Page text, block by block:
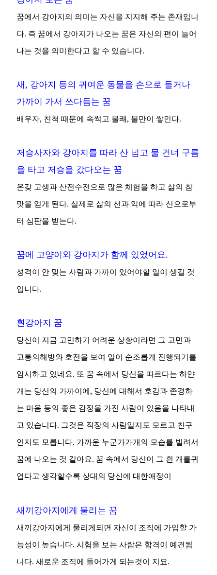
꿈에서 강아지의 의미는 자신을 지지해 주는 존재입니
다. 즉 꿈에서 강아지가 나오는 꿈은 자신의 편이 늘어
나는 것을 의미한다고 할 수 있습니다.
새, 강아지 등의 귀여운 동물을 손으로 들거나
가까이 가서 쓰다듬는 꿈
배우자, 친척 때문에 속썩고 불쾌, 불만이 쌓인다.
저승사자와 강아지를 따라 산 넘고 물 건너 구름
을 타고 저승을 갔다오는 꿈
온갖 고생과 산전수전으로 많은 체험을 하고 삶의 참
맛을 얻게 된다. 실제로 삶의 선과 악에 따라 신으로부
터 심판을 받는다.
꿈에 고양이와 강아지가 함께 있었어요.
성격이 안 맞는 사람과 가까이 있어야할 일이 생길 것
입니다.
흰강아지 꿈
당신이 지금 고민하기 어려운 상황이라면 그 고민과
고통의해방와 호전을 보여 일이 순조롭게 진행되기를
암시하고 있네요. 또 꿈 속에서 당신을 따르다는 하얀
개는 당신의 가까이에, 당신에 대해서 호감과 존경하
는 마음 등의 좋은 감정을 가진 사람이 있음을 나타내
고 있습니다. 그것은 직장의 사람일지도 모르고 친구
인지도 모릅니다. 가까운 누군가가개의 모습를 빌려서
꿈에 나오는 것 같아요. 꿈 속에서 당신이 그 흰 개를귀
엽다고 생각할수록 상대의 당신에 대한애정이
새끼강아지에게 물리는 꿈
새끼강아지에게 물리게되면 자신이 조직에 가입할 가
능성이 높습니다. 시험을 보는 사람은 합격이 예견됩
니다. 새로운 조직에 들어가게 되는것이 지요.